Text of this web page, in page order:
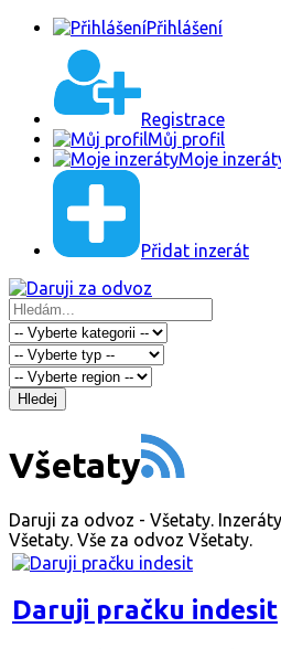
Přihlášení
Registrace
Můj profil
Moje
Přidat inzerát
Hledej
Všetaty
Daruji za odvoz - Všetaty.
Všetaty. Vše za odvoz Všetaty.
Daruji pračku indesit